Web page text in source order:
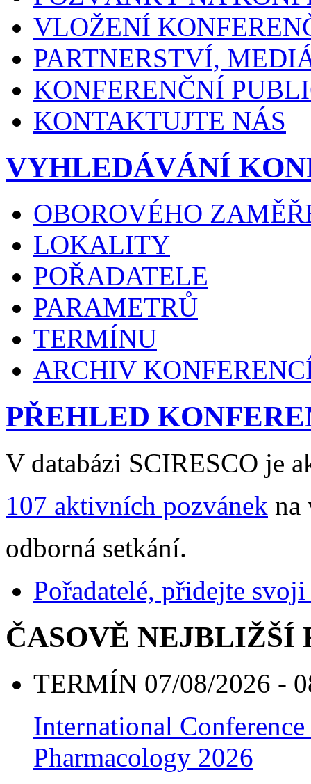
VLOŽENÍ
PARTNERSTVÍ,
KONFERENČNÍ
KONTAKTUJTE NÁS
VYHLEDÁVÁNÍ
OBOROVÉHO
LOKALITY
POŘADATELE
PARAMETRŮ
TERMÍNU
ARCHIV
PŘEHLED
V databázi SCIRESCO je
107 aktivních pozvánek na
odborná setkání.
Pořadatelé, přidejte
ČASOVĚ NEJBLIŽŠÍ
TERMÍN 07/08/2026 -
International
Pharmacology 2026